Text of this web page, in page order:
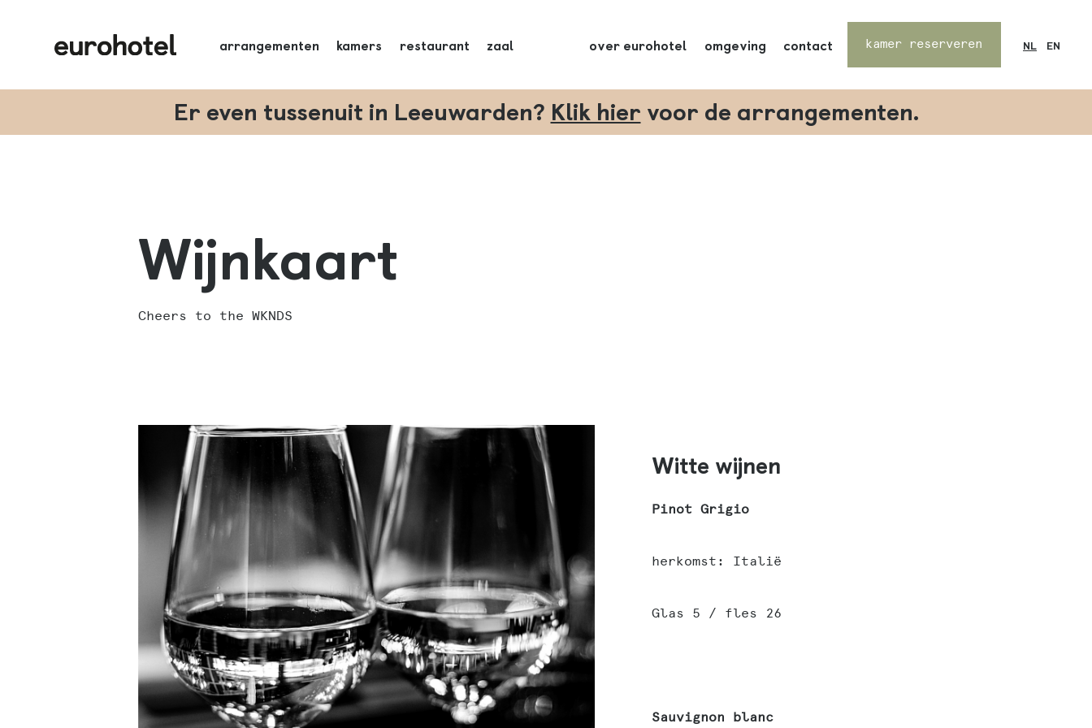
arrangementen kamers restaurant zaal over eurohotel omgeving contact kamer reserveren NL EN
Er even tussenuit in Leeuwarden? Klik hier voor de arrangementen.
Wijnkaart
Cheers to the WKNDS
Witte wijnen
Pinot Grigio
herkomst: Italië
Glas 5 / fles 26
Sauvignon blanc